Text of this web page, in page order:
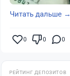
Читать дальше →
0 0 0
РЕЙТИНГ ДЕПОЗИТОВ